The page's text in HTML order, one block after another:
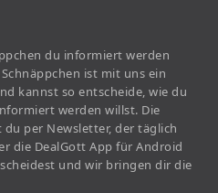
du informiert werden
ist mit uns ein
kannst so entscheide, wie du
werden willst. Die
per Newsletter, der täglich
die DealGott App für Android
und wir bringen dir die